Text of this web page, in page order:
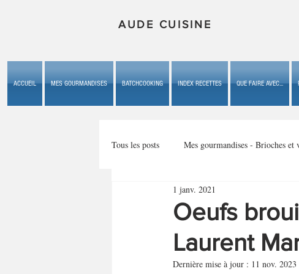
AUDE CUISINE
ACCUEIL MES GOURMANDISES BATCHCOOKING INDEX RECETTES QUE FAIRE AVEC...
Tous les posts Mes gourmandises - Brioches et
Mes gourmandises - les gâteaux du b
Mes gourmandises - plaisirs d'enfan
Oeufs
Laurent
1 janv. 2021
Dernière mise à jour : 11 nov. 2023